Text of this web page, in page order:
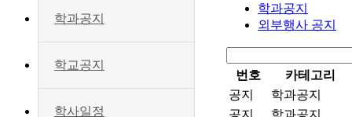
학과공지
학교공지
학사일정
학과공지
외부행사 공지
번호 카테고리
공지
학과공지
공지
학과공지